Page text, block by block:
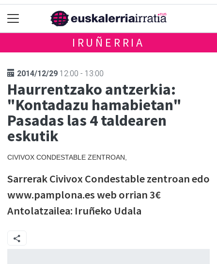
IRUÑERRIA
2014/12/29 12:00 - 13:00
Haurrentzako antzerkia:
"Kontadazu hamabietan"
Pasadas las 4 taldearen
eskutik
CIVIVOX CONDESTABLE ZENTROAN,
Sarrerak Civivox Condestable zentroan edo
www.pamplona.es web orrian 3€
Antolatzailea: Iruñeko Udala